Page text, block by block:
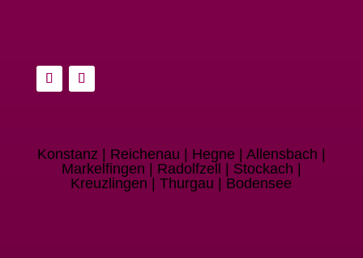
Konstanz | Reichenau | Hegne | Allensbach |
Markelfingen | Radolfzell | Stockach |
Kreuzlingen | Thurgau | Bodensee